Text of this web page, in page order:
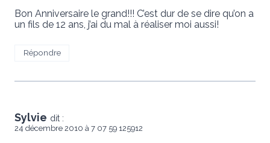
Bon Anniversaire le grand!!! C’est dur de se dire qu’on a
un fils de 12 ans, j’ai du mal à réaliser moi aussi!
Répondre
Sylvie dit :
24 décembre 2010 à 7 07 59 125912